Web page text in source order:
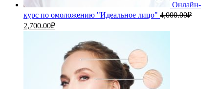
Онлайн-
курс по омоложению "Идеальное лицо" 4,000.00₽
Первоначальная
цена
2,700.00₽Текущая
цена:
2,700.00₽.